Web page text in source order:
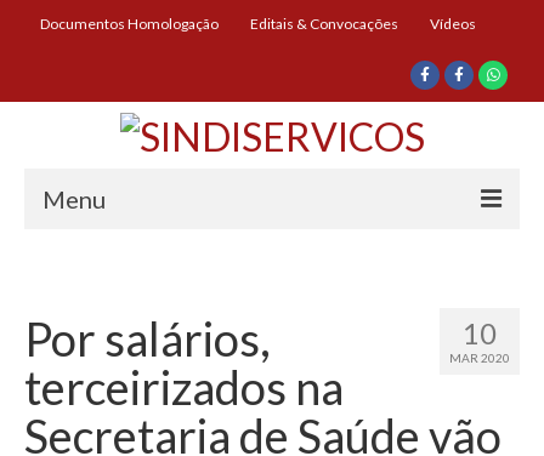
Documentos Homologação Editais & Convocações Vídeos
Menu
Diretoria
10
MAR 2020
Por salários,
terceirizados na
Secretaria de Saúde vão